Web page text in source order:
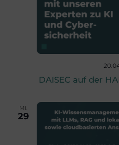
DAISEC auf der
MI.
29